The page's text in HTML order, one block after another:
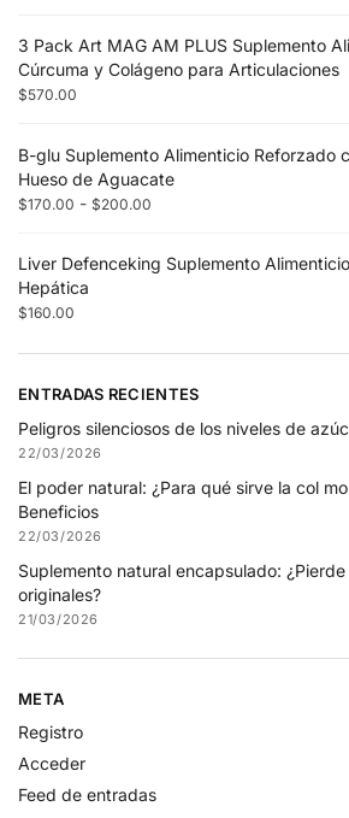
3 Pack Art MAG AM PLUS Suplemento
Cúrcuma y Colágeno para Articulaciones
$570.00
B-glu Suplemento Alimenticio Reforzado
Hueso de Aguacate
$170.00 - $200.00
Liver Defenceking Suplemento
Hepática
$160.00
ENTRADAS RECIENTES
Peligros silenciosos de los niveles de
22/03/2026
El poder natural: ¿Para qué sirve la col
Beneficios
22/03/2026
Suplemento natural encapsulado:
originales?
21/03/2026
META
Registro
Acceder
Feed de entradas